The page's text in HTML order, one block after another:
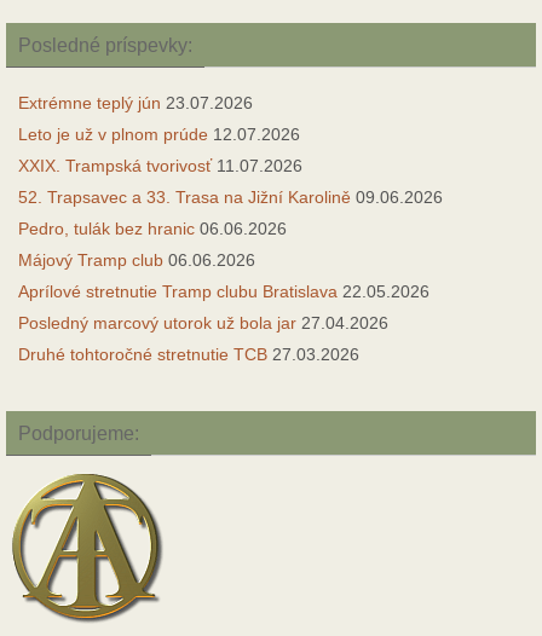
Posledné príspevky:
Extrémne teplý jún 23.07.2026
Leto je už v plnom prúde 12.07.2026
XXIX. Trampská tvorivosť 11.07.2026
52. Trapsavec a 33. Trasa na Jižní Karolině 09.06.2026
Pedro, tulák bez hranic 06.06.2026
Májový Tramp club 06.06.2026
Aprílové stretnutie Tramp clubu Bratislava 22.05.2026
Posledný marcový utorok už bola jar 27.04.2026
Druhé tohtoročné stretnutie TCB 27.03.2026
Podporujeme: